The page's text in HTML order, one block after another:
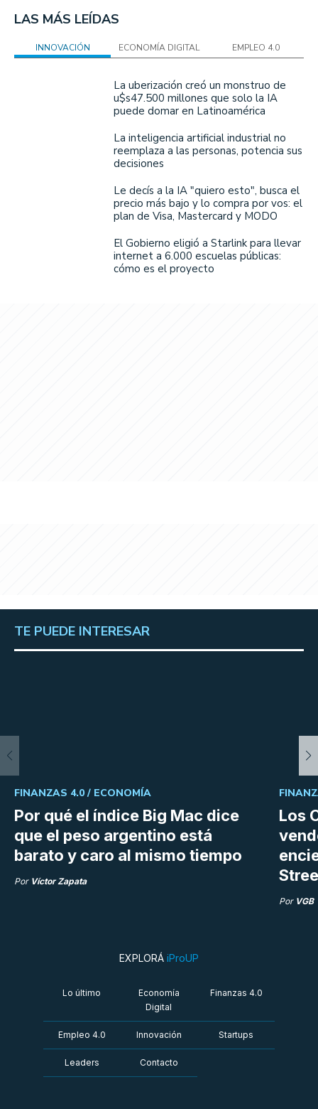
LAS MÁS LEÍDAS
INNOVACIÓN ECONOMÍA DIGITAL EMPLEO 4.0
La uberización creó un monstruo de
u$s47.500 millones que solo la IA
puede domar en Latinoamérica
La inteligencia artificial industrial no
reemplaza a las personas, potencia sus
decisiones
Le decís a la IA "quiero esto", busca el
precio más bajo y lo compra por vos: el
plan de Visa, Mastercard y MODO
El Gobierno eligió a Starlink para llevar
internet a 6.000 escuelas públicas:
cómo es el proyecto
TE PUEDE INTERESAR
Por qué el índice Big Mac dice
que el peso argentino está
barato y caro al mismo tiempo
FINANZAS 4.0 / ECONOMÍA
Por Víctor Zapata
Los
Por VGB
EXPLORÁ iProUP
Lo último
Economía
Digital
Finanzas 4.0
Empleo 4.0 Innovación Startups
Leaders Contacto